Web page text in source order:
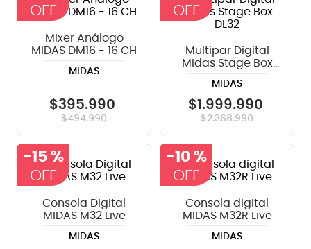
Mixer Análogo
MIDAS DM16 - 16 CH
MIDAS
$395.990
$494.990
Multipar Digital
Midas Stage Box
MIDAS
$1 .999.990
$2.368.990
-15 %
Consola Digital
MIDAS M32 Live
MIDAS
-10 %
Consola digital
MIDAS M32R Live
MIDAS
micrófono
bateria